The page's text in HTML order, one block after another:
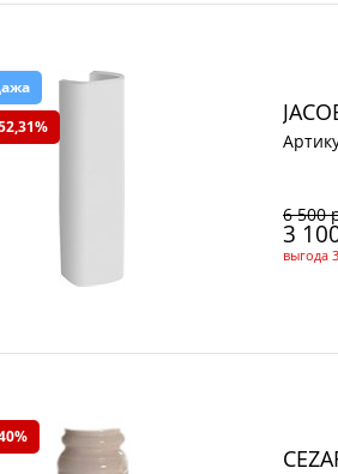
6 500
3
выгода